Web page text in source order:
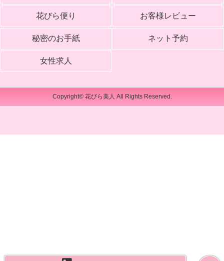
花びら便り お客様レビュー
秘密のお手紙 ネット予約
女性求人
Copyright© 花びら美人 All Rights Reserved.